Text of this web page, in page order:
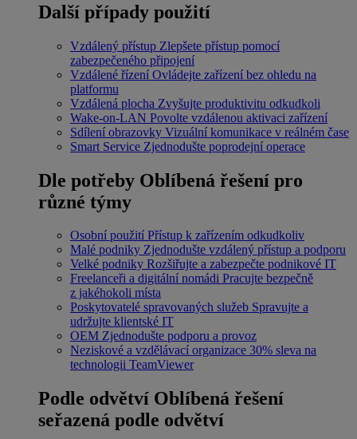
Další případy použití
Vzdálený přístup Zlepšete přístup pomocí
zabezpečeného připojení
Vzdálené řízení Ovládejte zařízení bez ohledu na
platformu
Vzdálená plocha Zvyšujte produktivitu odkudkoli
Wake-on-LAN Povolte vzdálenou aktivaci zařízení
Sdílení obrazovky Vizuální komunikace v reálném čase
Smart Service Zjednodušte poprodejní operace
Dle potřeby Oblíbená řešení pro
různé týmy
Osobní použití Přístup k zařízením odkudkoliv
Malé podniky Zjednodušte vzdálený přístup a podporu
Velké podniky Rozšiřujte a zabezpečte podnikové IT
Freelanceři a digitální nomádi Pracujte bezpečně
z jakéhokoli místa
Poskytovatelé spravovaných služeb Spravujte a
udržujte klientské IT
OEM Zjednodušte podporu a provoz
Neziskové a vzdělávací organizace 30% sleva na
technologii TeamViewer
Podle odvětví Oblíbená řešení
seřazená podle odvětví